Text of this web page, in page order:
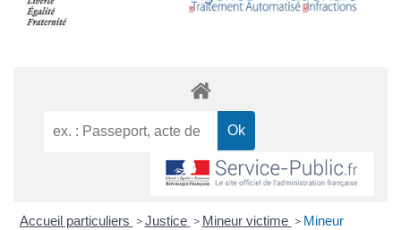
Accueil particuliers > Justice > Mineur victime > Mineur